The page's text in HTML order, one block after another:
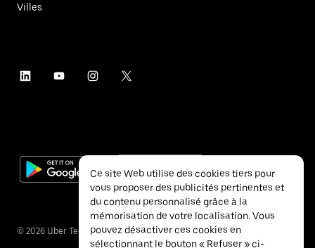
Villes
© 2026 Uber Technologies Inc.
Ce site Web utilise des cookies tiers pour
vous proposer des publicités pertinentes et
du contenu personnalisé grâce à la
mémorisation de votre localisation. Vous
pouvez désactiver ces cookies en
sélectionnant le bouton « Refuser » ci-